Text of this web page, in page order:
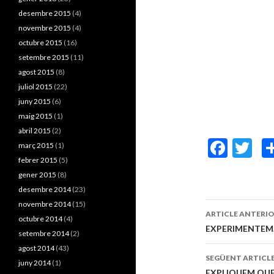
F
b
o
o
k
T
er
pels
ARTICLE
SEGÜENT
desembre 2015 (4)
novembre 2015 (4)
octubre 2015 (16)
setembre 2015 (11)
agost 2015 (8)
juliol 2015 (22)
juny 2015 (6)
maig 2015 (1)
abril 2015 (2)
març 2015 (1)
febrer 2015 (5)
gener 2015 (8)
desembre 2014(23)
novembre 2014(15)
octubre 2014(4)
setembre 2014(2)
agost 2014(43)
juny 2014(1)